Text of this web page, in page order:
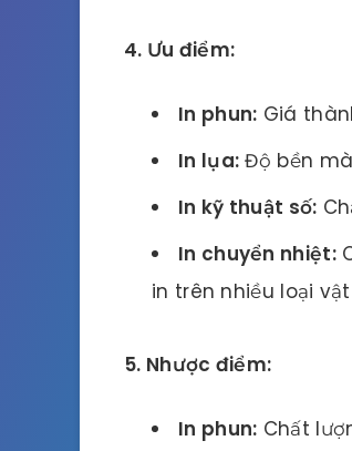
4. Ưu điểm:
In phun: Giá
In lụa: Độ bền
In kỹ thuật số:
In chuyển nhiệt:
in trên nhiều loại
5. Nhược điểm:
In phun: Chất